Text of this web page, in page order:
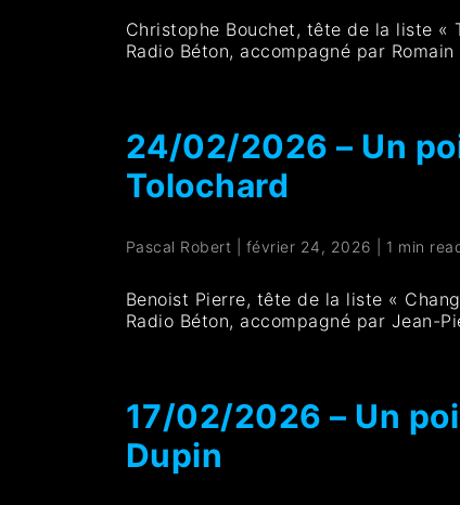
Christophe Bouchet, tête de la liste «
Radio Béton, accompagné par
24/02/2026 – Un
Tolochard
Pascal Robert février 24, 2026 1 min
Benoist Pierre, tête de la liste «
Radio Béton, accompagné par Jean-
17/02/2026 – Un
Dupin